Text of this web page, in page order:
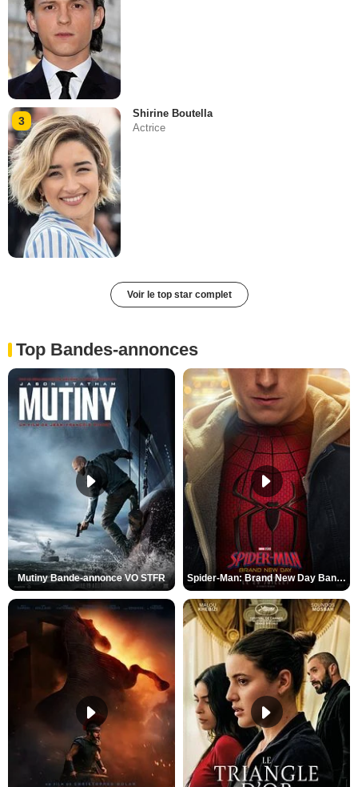
3
Shirine Boutella
Actrice
Voir le top star complet
Top Bandes-annonces
Mutiny Bande-annonce VO STFR Spider-Man: Brand New Day Bande-annonce VO STFR